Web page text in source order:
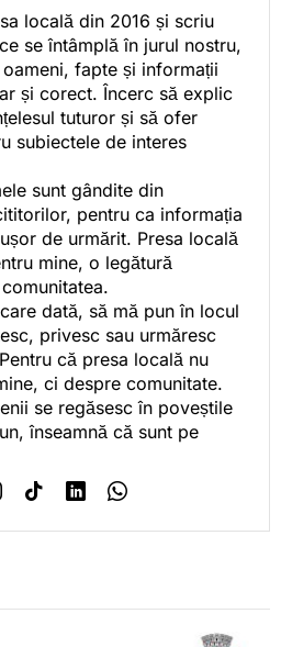
locală din 2016 și scriu
se întâmplă în jurul nostru,
fapte și informații
și corect. Încerc să explic
tuturor și să ofer
subiectele de interes
sunt gândite din
pentru ca informația
de urmărit. Presa locală
mine, o legătură
dată, să mă pun în locul
privesc sau urmăresc
că presa locală nu
ci despre comunitate.
se regăsesc în poveștile
înseamnă că sunt pe